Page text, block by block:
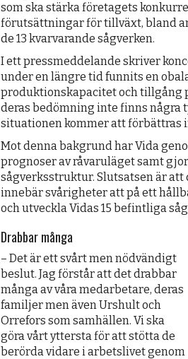
som ska stärka företagets
förutsättningar för tillväxt, bland
de 13 kvarvarande sågverken.
I ett pressmeddelande skriver
under en längre tid funnits en
produktionskapacitet och tillgång
deras bedömning inte finns några
situationen kommer att förbättras
Mot denna bakgrund har Vida
prognoser av råvaruläget samt
sågverksstruktur. Slutsatsen är att
innebär svårigheter att på ett
och utveckla Vidas 15 befintliga
Drabbar många
– Det är ett svårt men nödvändigt
beslut. Jag förstår att det drabbar
många av våra medarbetare, deras
familjer men även Urshult och
Orrefors som samhällen. Vi ska
göra vårt yttersta för att stötta de
berörda vidare i arbetslivet genom